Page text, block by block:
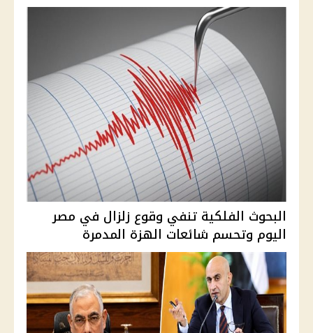
البحوث الفلكية تنفي وقوع زلزال في مصر
اليوم وتحسم شائعات الهزة المدمرة